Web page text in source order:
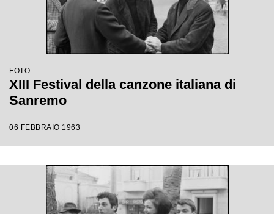
FOTO
XIII Festival della canzone italiana di
Sanremo
06 FEBBRAIO 1963